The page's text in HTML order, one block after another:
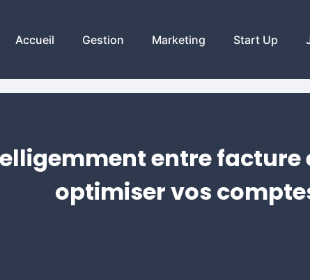
Accueil Gestion Marketing Start Up
entre facture
optimiser vos